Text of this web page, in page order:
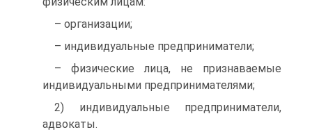
– организации;
– индивидуальные предприниматели;
– физические лица, не признаваемые
индивидуальными предпринимателями;
2) индивидуальные предприниматели,
адвокаты.